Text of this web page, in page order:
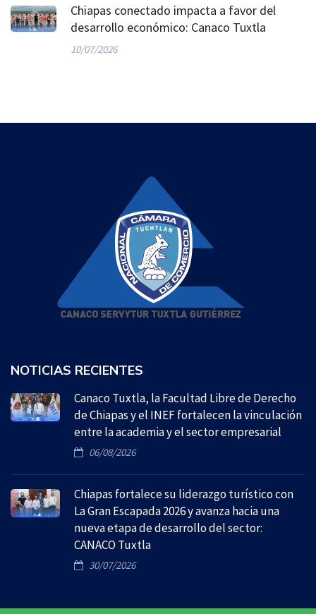
Chiapas conectado impacta a favor del
desarrollo económico: Canaco Tuxtla
10/07/2026
NOTICIAS RECIENTES
Canaco Tuxtla, la Facultad Libre de Derecho
de Chiapas y el INEF fortalecen la vinculación
entre la academia y el sector empresarial
06/08/2026
Chiapas fortalece su liderazgo turístico con
La Gran Escapada 2026 y avanza hacia una
nueva etapa de desarrollo del sector:
CANACO Tuxtla
30/07/2026